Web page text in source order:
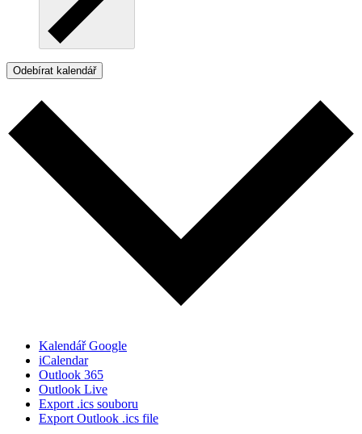
Odebírat kalendář
Kalendář Google
iCalendar
Outlook 365
Outlook Live
Export .ics souboru
Export Outlook .ics file